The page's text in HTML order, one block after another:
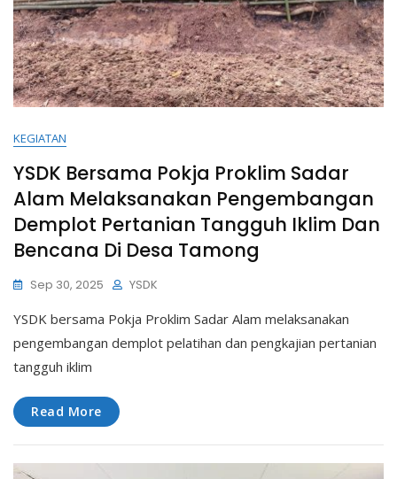
KEGIATAN
YSDK Bersama Pokja Proklim Sadar
Alam Melaksanakan Pengembangan
Demplot Pertanian Tangguh Iklim Dan
Bencana Di Desa Tamong
Sep 30, 2025 YSDK
YSDK bersama Pokja Proklim Sadar Alam melaksanakan
pengembangan demplot pelatihan dan pengkajian pertanian
tangguh iklim
Read More